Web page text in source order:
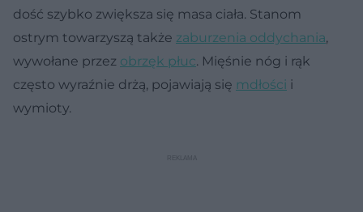
dość szybko zwiększa się masa ciała. Stanom
ostrym towarzyszą także zaburzenia oddychania,
wywołane przez obrzęk płuc. Mięśnie nóg i rąk
często wyraźnie drżą, pojawiają się mdłości i
wymioty.